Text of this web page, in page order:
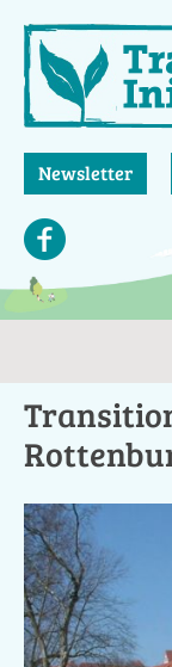
zum
Inhalt
Newsletter